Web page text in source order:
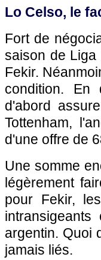
Lo Celso, le
Fort de
saison de
Fekir.
condition. En
d'abord
Tottenham,
d'une offre de
Une somme
légèrement
pour Fekir,
argentin. Quoi
jamais liés.